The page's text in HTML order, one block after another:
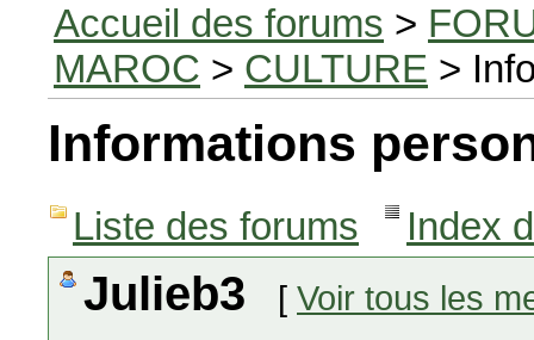
Accueil des forums >
MAROC > CULTURE >
Informations
Liste des forums Index
Julieb3 [ Voir tous les